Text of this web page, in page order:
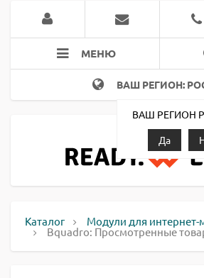
МЕНЮ
ВАШ РЕГИОН:
ВАШ РЕГИОН
Да
Каталог Модули для интернет-
Bquadro: Просмотренные